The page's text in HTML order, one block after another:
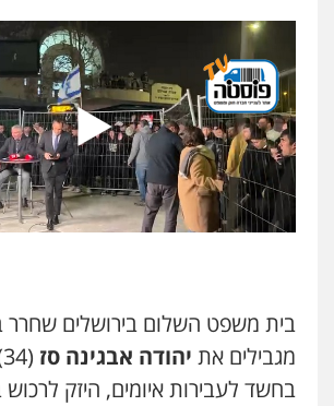
עו"ד רונן בנדל
משפט פלילי פשיעה חמורה
0524282442
קורל קרוז – עורך דין
משפט פלילי
עו"ד שרון נהרי
פלילי צווארון לבן כלכלי
בינלאומי הליכי הסגרה
בית משפט השלום בירושלים שחרר
מגבילים את יהודה אבגינה סז
בחשד לעבירות איומים, היזק לרכוש